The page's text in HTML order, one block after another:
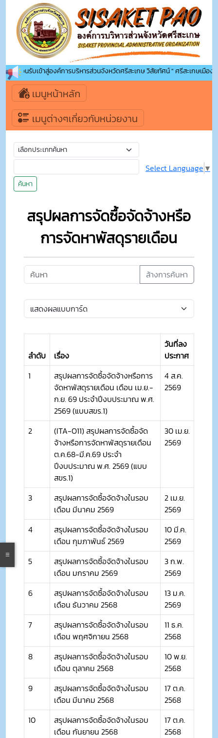
ยินดีต้อนรับเข้าสู่องค์การบริหารส่วนจังหวัดศรีสะเกษ วิสัยทัศน์ " ศรีสะเกษเมือ
เมนูหน้าหลัก
เมนูต่างๆเกี่ยวกับหน่วยงาน
ค้นหา
Select Language ▼
สรุปผลการจัดซื้อจัดจ้างหรือ
การจัดหาพัสดุรายเดือน
ล้างการค้นหา
ลำดับ เรื่อง
วันที่ลง
ประกาศ
1
สรุปผลการจัดซื้อจัดจ้างหรือการ
จัดหาพัสดุรายเดือน เดือน เม.ย.-
ก.ย. 69 ประจำปีงบประมาณ พ.ศ.
2569 (แบบสขร.1)
4 ส.ค.
2569
2
(ITA-O11) สรุปผลการจัดซื้อจัด
จ้างหรือการจัดหาพัสดุรายเดือน
ต.ค.68-มี.ค.69 ประจำ
ปีงบประมาณ พ.ศ. 2569 (แบบ
สขร.1)
30 เม.ย.
2569
3
สรุปผลการจัดซื้อจัดจ้างในรอบ
เดือน มีนาคม 2569
2 เม.ย.
2569
4
สรุปผลการจัดซื้อจัดจ้างในรอบ
เดือน กุมภาพันธ์ 2569
10 มี.ค.
2569
5
สรุปผลการจัดซื้อจัดจ้างในรอบ
เดือน มกราคม 2569
3 ก.พ.
2569
6
สรุปผลการจัดซื้อจัดจ้างในรอบ
เดือน ธันวาคม 2568
13 ม.ค.
2569
7
สรุปผลการจัดซื้อจัดจ้างในรอบ
เดือน พฤศจิกายน 2568
11 ธ.ค.
2568
8
สรุปผลการจัดซื้อจัดจ้างในรอบ
เดือน ตุลาคม 2568
10 พ.ย.
2568
9
สรุปผลการจัดซื้อจัดจ้างในรอบ
เดือน มีนาคม 2568
17 ต.ค.
2568
10
สรุปผลการจัดซื้อจัดจ้างในรอบ
เดือน กันยายน 2568
17 ต.ค.
2568